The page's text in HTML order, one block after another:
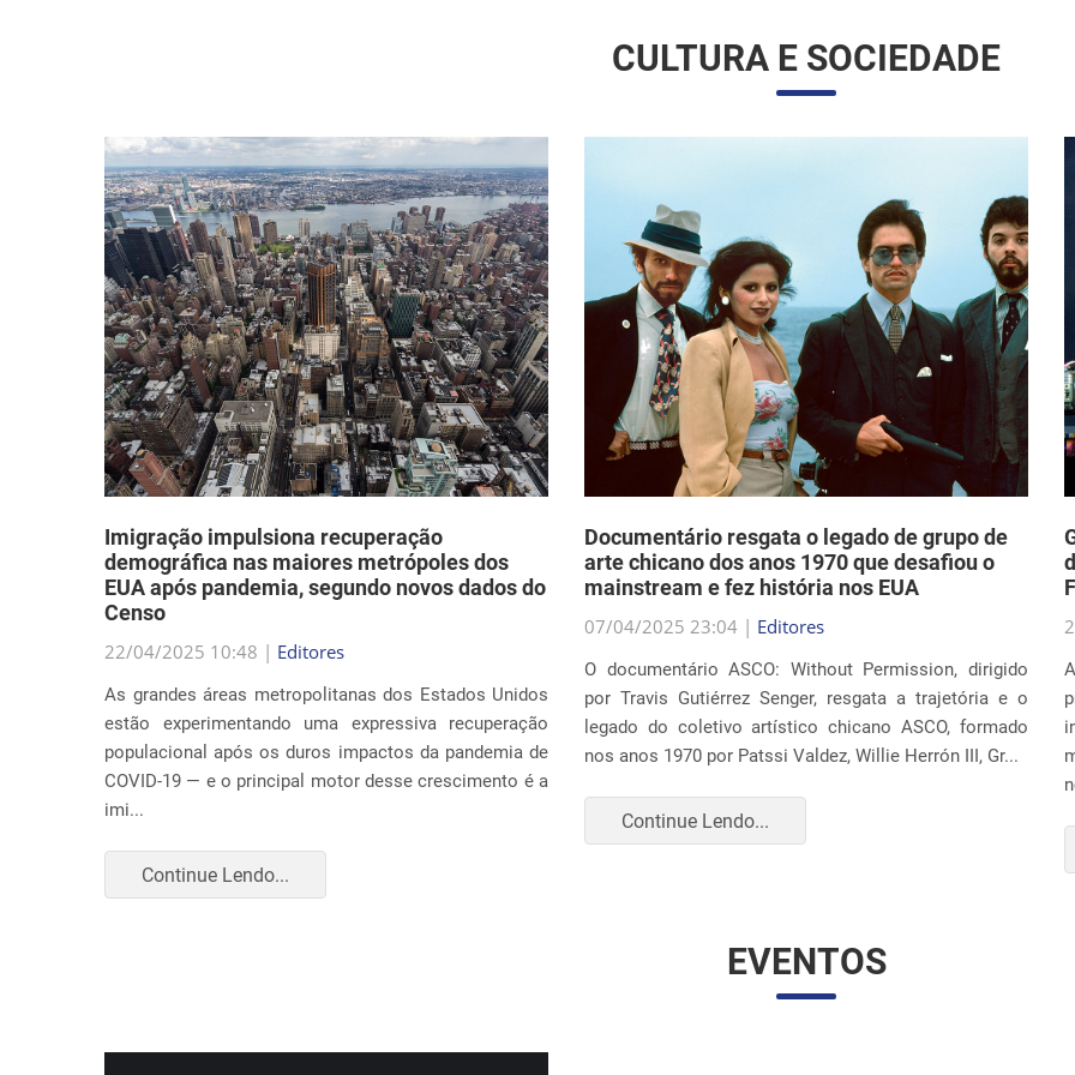
CULTURA E SOCIEDADE
Imigração impulsiona recuperação
demográfica nas maiores metrópoles dos
EUA após pandemia, segundo novos dados do
Censo
22/04/2025 10:48 | Editores
As grandes áreas metropolitanas dos Estados Unidos
estão experimentando uma expressiva recuperação
populacional após os duros impactos da pandemia de
COVID-19 — e o principal motor desse crescimento é a
imi...
Continue Lendo...
Documentário resgata o legado de grupo de
arte chicano dos anos 1970 que desafiou o
mainstream e fez história nos EUA
07/04/2025 23:04 | Editores
O documentário ASCO: Without Permission, dirigido
por Travis Gutiérrez Senger, resgata a trajetória e o
legado do coletivo artístico chicano ASCO, formado
nos anos 1970 por Patssi Valdez, Willie Herrón III, Gr...
Continue Lendo...
EVENTOS